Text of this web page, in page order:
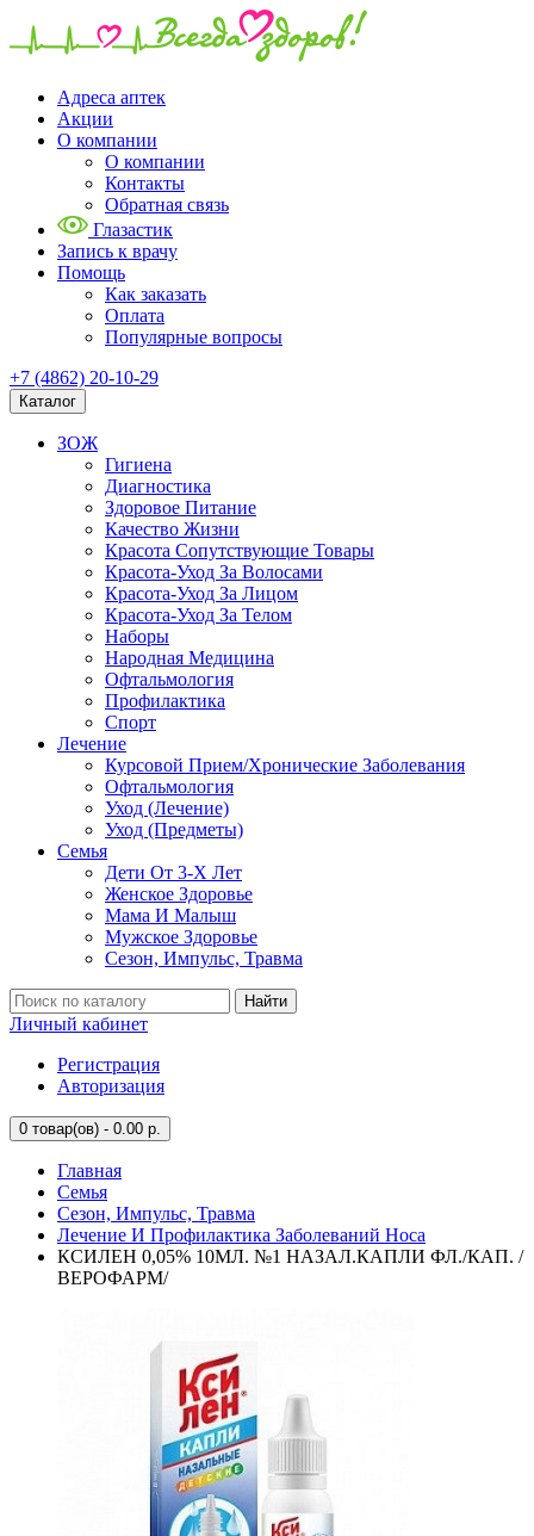
Адреса аптек
Акции
О компании
О компании
Контакты
Обратная связь
Глазастик
Запись к врачу
Помощь
Как заказать
Оплата
Популярные вопросы
+7 (4862) 20-10-29
Каталог
ЗОЖ
Гигиена
Диагностика
Здоровое Питание
Качество Жизни
Красота Сопутствующие Товары
Красота-Уход За Волосами
Красота-Уход За Лицом
Красота-Уход За Телом
Наборы
Народная Медицина
Офтальмология
Профилактика
Спорт
Лечение
Курсовой Прием/Хронические Заболевания
Офтальмология
Уход (Лечение)
Уход (Предметы)
Семья
Дети От 3-Х Лет
Женское Здоровье
Мама И Малыш
Мужское Здоровье
Сезон, Импульс, Травма
Найти
Личный кабинет
Регистрация
Авторизация
0 товар(ов) - 0.00 р.
Главная
Семья
Сезон, Импульс, Травма
Лечение И Профилактика Заболеваний Носа
КСИЛЕН 0,05% 10МЛ. №1 НАЗАЛ.КАПЛИ ФЛ./КАП. /
ВЕРОФАРМ/